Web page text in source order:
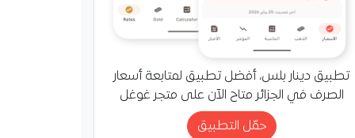
تطبيق دينار بلس، أفضل تطبيق لمتابعة أسعار
الصرف في الجزائر متاح الآن على متجر غوغل
حمّل التطبيق